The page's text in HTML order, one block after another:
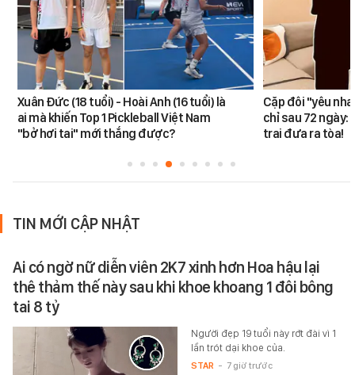
Xuân Đức (18 tuổi) - Hoài Anh (16 tuổi) là
ai mà khiến Top 1 Pickleball Việt Nam
"bở hơi tai" mới thắng được?
Cặp đôi "yêu
chỉ sau 72 ngày:
trai đưa ra tòa!
TIN MỚI CẬP NHẬT
Ai có ngờ nữ diễn viên 2K7 xinh hơn Hoa hậu lại
thê thảm thế này sau khi khoe khoang 1 đôi bông
tai 8 tỷ
Người đẹp 19 tuổi này rớt đài vì 1
lần trót dại khoe của.
STAR - 7 giờ trước